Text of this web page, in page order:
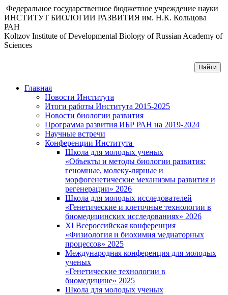
Федеральное государственное бюджетное учреждение науки
ИНСТИТУТ БИОЛОГИИ РАЗВИТИЯ им. Н.К. Кольцова
РАН
Koltzov Institute of Developmental Biology of Russian Academy of
Sciences
Главная
Новости Института
Итоги работы Института 2015-2025
Новости биологии развития
Программа развития ИБР РАН на 2019-2024
Научные встречи
Конференции Института
Школа для молодых ученых
«Объекты и методы биологии развития:
геномные, молеку-лярные и
морфогенетические механизмы развития и
регенерации» 2026
Школа для молодых исследователей
«Генетические и клеточные технологии в
биомедицинских исследованиях» 2026
XI Всероссийская конференция
«Физиология и биохимия медиаторных
процессов» 2025
Международная конференция для молодых
ученых
«Генетические технологии в
биомедицине» 2025
Школа для молодых ученых